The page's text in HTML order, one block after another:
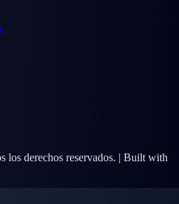
los derechos reservados. | Built with